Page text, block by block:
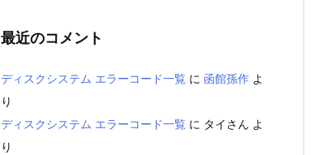
最近のコメント
ディスクシステム エラーコード一覧 に 函館孫作 よ
り
ディスクシステム エラーコード一覧 に タイさん よ
り